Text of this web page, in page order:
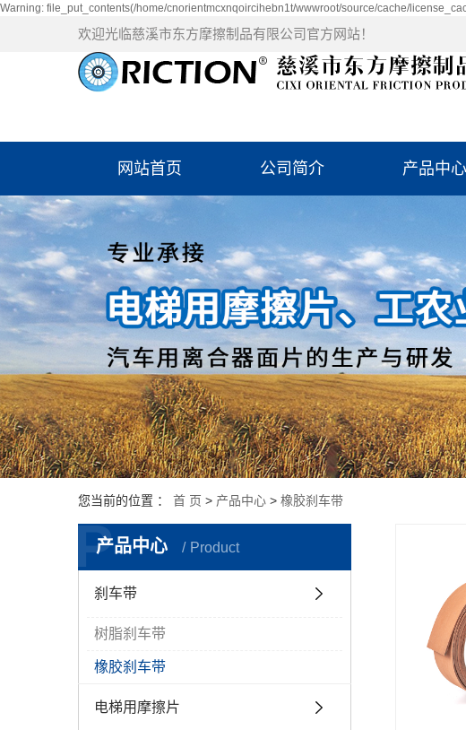
Warning: file_put_contents(/home/cnorientmcxnqoircihebn1t/wwwroot/source/cache/
欢迎光临慈溪市东方摩擦制品有限公司官方网站！
网站首页 公司简介 产品中心
您当前的位置 ： 首 页 > 产品中心 > 橡胶刹车带
产品中心 Product
P
刹车带
树脂刹车带
橡胶刹车带
电梯用摩擦片